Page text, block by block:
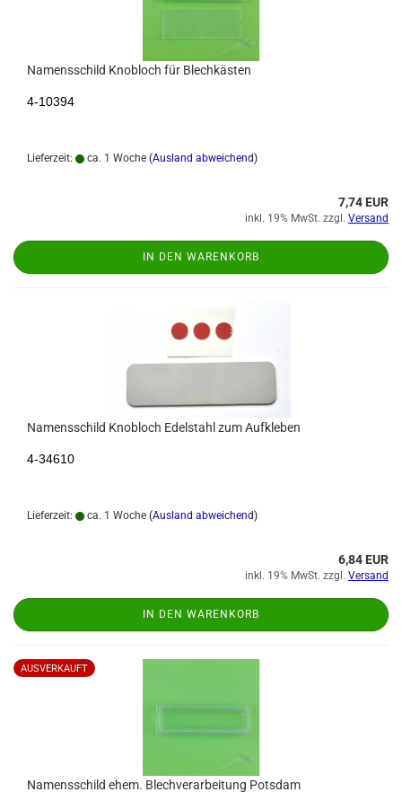
Namensschild Knobloch für Blechkästen
4-10394
Lieferzeit: ca. 1 Woche (Ausland abweichend)
7,74 EUR
inkl. 19% MwSt. zzgl. Versand
IN DEN WARENKORB
Namensschild Knobloch Edelstahl zum Aufkleben
4-34610
Lieferzeit: ca. 1 Woche (Ausland abweichend)
6,84 EUR
inkl. 19% MwSt. zzgl. Versand
IN DEN WARENKORB
AUSVERKAUFT
Namensschild ehem. Blechverarbeitung Potsdam